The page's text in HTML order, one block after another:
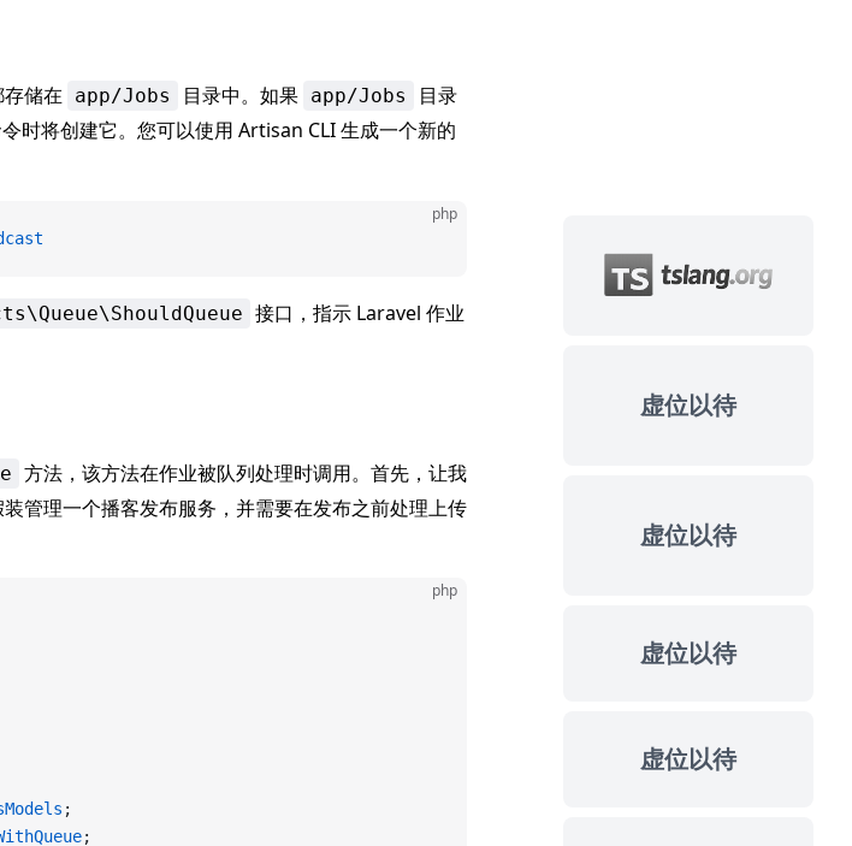
虚位以待
虚位以待
虚位以待
虚位以待
储在 app/Jobs 目录中。如果 app/Jobs
目录
时将创建它。您可以使用 Artisan CLI 生成一个新的
php
接口，指示 Laravel 作业
方法，该方法在作业被队列处理时调用。首先，让我
管理一个播客发布服务，并需要在发布之前处理上传
php
;
;